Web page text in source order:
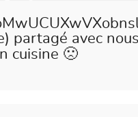
partagé avec
cuisine 🙁